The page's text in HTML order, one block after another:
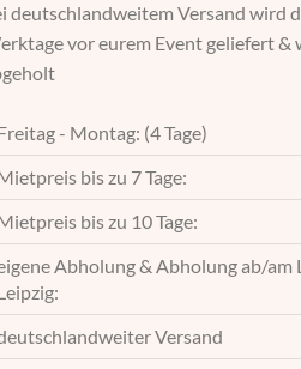
deutschlandweitem Versand wird
vor eurem Event geliefert &
- Montag: (4 Tage)
bis zu 7 Tage:
bis zu 10 Tage:
Abholung & Abholung ab/am
Versand